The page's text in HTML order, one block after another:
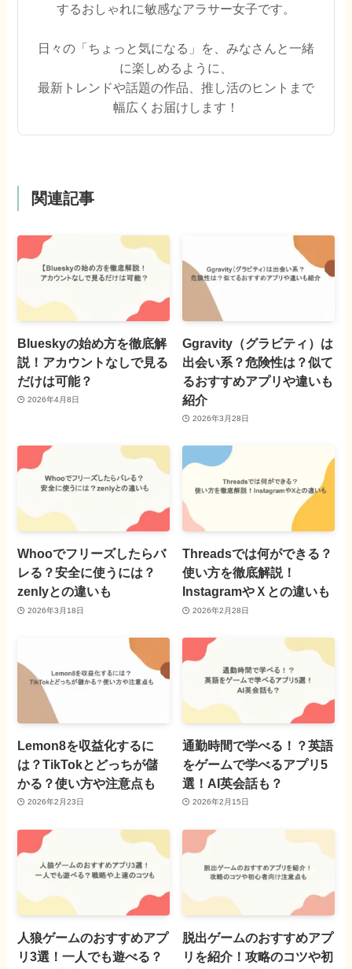
するおしゃれに敏感なアラサー女子です。
日々の「ちょっと気になる」を、みなさんと一緒
に楽しめるように、
最新トレンドや話題の作品、推し活のヒントまで
幅広くお届けします！
関連記事
Blueskyの始め方を徹底解
説！アカウントなしで見る
だけは可能？
2026年4月8日
Ggravity（グラビティ）は
出会い系？危険性は？似て
るおすすめアプリや違いも
紹介
2026年3月28日
Whooでフリーズしたらバ
レる？安全に使うには？
zenlyとの違いも
2026年3月18日
Threadsでは何ができる？
使い方を徹底解説！
InstagramやＸとの違いも
2026年2月28日
Lemon8を収益化するに
は？TikTokとどっちが儲
かる？使い方や注意点も
2026年2月23日
通勤時間で学べる！？英語
をゲームで学べるアプリ5
選！AI英会話も？
2026年2月15日
人狼ゲームのおすすめアプ
リ3選！一人でも遊べる？
脱出ゲームのおすすめアプ
リを紹介！攻略のコツや初